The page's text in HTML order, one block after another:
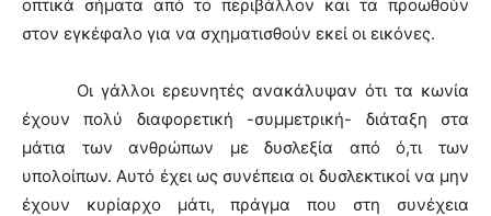
οπτικά σήματα από το περιβάλλον και τα προωθούν
στον εγκέφαλο για να σχηματισθούν εκεί οι εικόνες.
Οι γάλλοι ερευνητές ανακάλυψαν ότι τα κωνία
έχουν πολύ διαφορετική -συμμετρική- διάταξη στα
μάτια των ανθρώπων με δυσλεξία από ό,τι των
υπολοίπων. Αυτό έχει ως συνέπεια οι δυσλεκτικοί να μην
έχουν κυρίαρχο μάτι, πράγμα που στη συνέχεια